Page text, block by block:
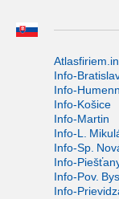
Info-
Info-
Info-Košice
Info-Martin
Info-L.
Info-Sp.
Info-
Info-Pov.
Info-